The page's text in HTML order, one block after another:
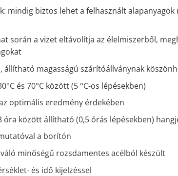
mindig biztos lehet a felhasznált
során a vizet eltávolítja az élelmiszerből,
állítható magasságú szárítóállványnak
és 70°C között (5 °C-os lépésekben)
optimális eredmény érdekében
óra között állítható (0,5 órás lépésekben)
a borítón
minőségű rozsdamentes acélból készült
és idő kijelzéssel